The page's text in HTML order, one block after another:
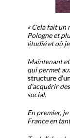
« Cela fait un
Pologne et
étudié et où
Maintenant
qui permet
structure
d’acquérir
social.
En premier,
France en